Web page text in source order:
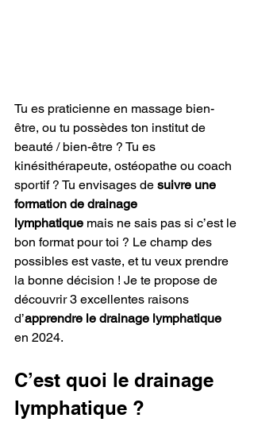
Tu es praticienne en massage bien-
être, ou tu possèdes ton institut de
beauté / bien-être ? Tu es
kinésithérapeute, ostéopathe ou coach
sportif ? Tu envisages de suivre une
formation de drainage
lymphatique mais ne sais pas si c’est le
bon format pour toi ? Le champ des
possibles est vaste, et tu veux prendre
la bonne décision ! Je te propose de
découvrir 3 excellentes raisons
d’apprendre le drainage lymphatique
en 2024.
C’est quoi le drainage
lymphatique ?